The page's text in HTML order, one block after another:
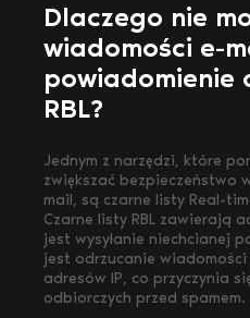
Dlaczego nie
wiadomości e-
powiadomienie
RBL?
Jednym z narzędzi, które
zwiększać bezpieczeństwo
mail, są czarne listy Real-
Czarne listy RBL zawierają
jest wysyłanie niechcianej
jest odrzucanie
adresów IP, co przyczynia
odbiorczych przed spamem.